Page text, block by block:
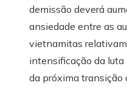
demissão deverá
ansiedade entre as
vietnamitas
intensificação da
da próxima transição